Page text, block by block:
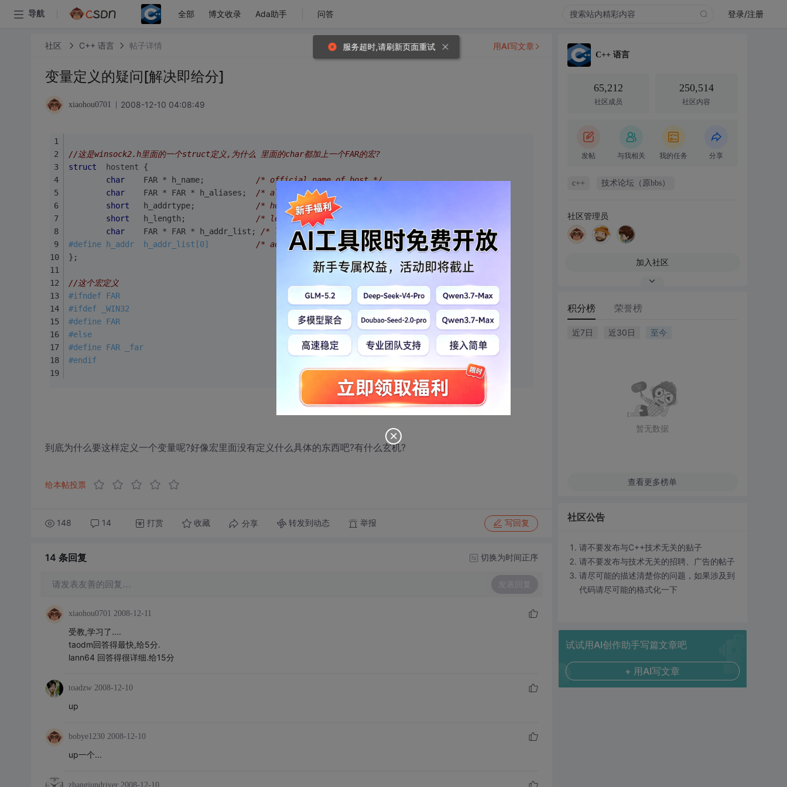
导航 全部 博文收录 Ada助手 问答 登录/注册
社区 C++ 语言 帖子详情
变量定义的疑问[解决即给分]
xiaohou0701 2008-12-10 04:08:49
//这是winsock2.h里面的一个struct定义,为什么 里面的char都加上一个FAR的宏?
struct
hostent {
char
    FAR * h_name;
/* official name of host */
char
    FAR * FAR * h_aliases;
/* alias list */
short
   h_addrtype;
/* host address type */
short
   h_length;
/* length of address */
char
    FAR * FAR * h_addr_list;
/* list of addresses */
#define h_addr  h_addr_list[0] /* address, for backward compat */
};
//这个宏定义
#ifndef FAR
#ifdef _WIN32
#define FAR
#else
#define FAR _far
#endif
到底为什么要这样定义一个变量呢?好像宏里面没有定义什么具体的东西吧?有什么玄机?
给本帖投票
148 14 打赏 收藏 分享 转发到动态 举报 写回复
用AI写文章
14 条回复 切换为时间正序
请发表友善的回复… 发表回复
xiaohou0701 2008-12-11
受教,学习了....
taodm回答得最快,给5分.
lann64 回答得很详细.给15分
toadzw 2008-12-10
up
bobye1230 2008-12-10
up一个...
zhangjundriver 2008-12-10
C++ 语言
65,212
社区成员
250,514
社区内容
发帖 与我相关 我的任务 分享
c++ 技术论坛（原bbs）
社区管理员
加入社区
积分榜 荣誉榜
近7日 近30日 至今
暂无数据
查看更多榜单
社区公告
请不要发布与C++技术无关的贴子
请不要发布与技术无关的招聘、广告的帖子
请尽可能的描述清楚你的问题，如果涉及到
代码请尽可能的格式化一下
试试用AI创作助手写篇文章吧
+ 用AI写文章
服务超时,请刷新页面重试